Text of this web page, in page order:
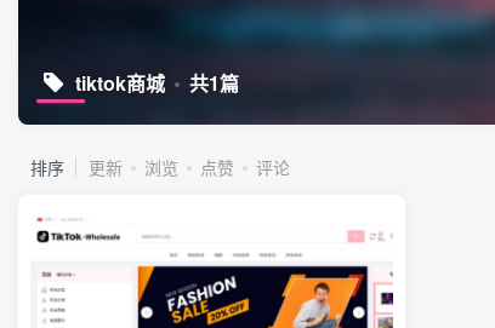
tiktok商城 共1篇
排序 更新 浏览 点赞 评论